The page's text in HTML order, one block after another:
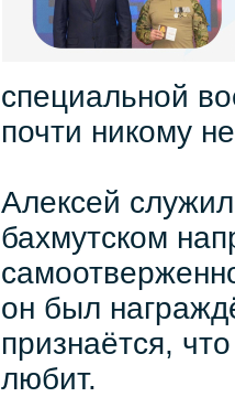
специальной
почти никому
Алексей
бахмутском
он был
признаётся,
любит.